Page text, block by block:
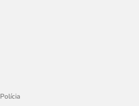
Polícia